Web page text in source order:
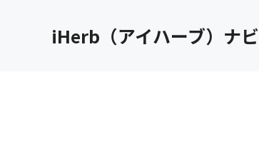
iHerb（アイハーブ）ナビ